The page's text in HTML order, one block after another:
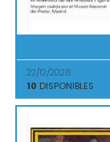
22/12/2026
10 DISPONIBLES